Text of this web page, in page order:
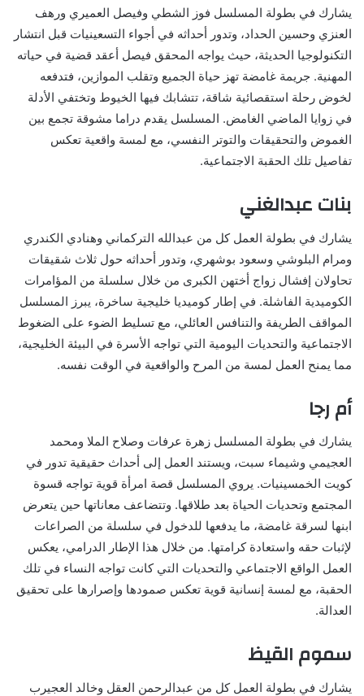
يشارك في بطولة المسلسل فوز الشطي وفيصل العميري ورهف
العنزي وحسين الحداد، وتدور أحداثه في أجواء التسعينيات قبل انتشار
التكنولوجيا الحديثة، حيث يواجه المحقق فيصل أعقد قضية في حياته
المهنية. جريمة غامضة تهز حياة الجميع وتقلب الموازين، فتدفعه
لخوض رحلة استقصائية شاقة، تتشابك فيها الخيوط وتختفي الأدلة
في زوايا الماضي الغامض. المسلسل يقدم دراما مشوقة تجمع بين
الغموض والتحقيقات والتوتر النفسي، مع لمسة واقعية تعكس
تفاصيل تلك الحقبة الاجتماعية.
بنات عبدالغني
يشارك في بطولة العمل كل من عبدالله التركماني وهنادي الكندري
ومرام البلوشي وسعود بوشهري، وتدور أحداثه حول ثلاث شقيقات
تحاولان إفشال زواج أختهن الكبرى من خلال سلسلة من المؤامرات
الكوميدية الفاشلة. في إطار كوميديا خليجية ساخرة، يبرز المسلسل
المواقف الطريفة والتنافس العائلي، مع تسليط الضوء على الضغوط
الاجتماعية والتحديات اليومية التي تواجه الأسرة في البيئة الخليجية،
مما يمنح العمل لمسة من المرح والواقعية في الوقت نفسه.
أم رجا
يشارك في بطولة المسلسل زهرة عرفات وصلاح الملا ومحمد
العجيمي وشيماء سبت، ويستند العمل إلى أحداث حقيقية تدور في
كويت الخمسينيات. يروي المسلسل قصة امرأة قوية تواجه قسوة
المجتمع وتحديات الحياة بعد طلاقها. وتتضاعف معاناتها حين يتعرض
ابنها لسرقة غامضة، ما يدفعها للدخول في سلسلة من الصراعات
لإثبات حقه واستعادة كرامتها. من خلال هذا الإطار الدرامي، يعكس
العمل الواقع الاجتماعي والتحديات التي كانت تواجه النساء في تلك
الحقبة، مع لمسة إنسانية قوية تعكس صمودها وإصرارها على تحقيق
العدالة.
سموم القيظ
يشارك في بطولة العمل كل من عبدالرحمن العقل وخالد العجيرب